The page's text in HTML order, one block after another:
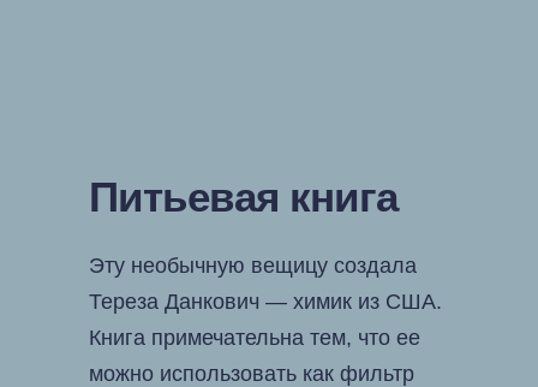
Питьевая книга
Эту необычную вещицу создала
Тереза Данкович — химик из США.
Книга примечательна тем, что ее
можно использовать как фильтр